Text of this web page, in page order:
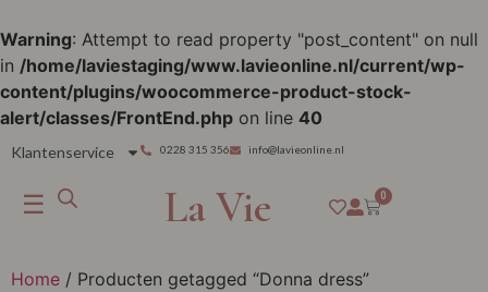
Warning: Attempt to read property "post_content" on null
in /home/laviestaging/www.lavieonline.nl/current/wp-
content/plugins/woocommerce-product-stock-
alert/classes/FrontEnd.php on line 40
Klantenservice 0228 315 356 info@lavieonline.nl
☰ La Vie 0
Home / Producten getagged “Donna dress”